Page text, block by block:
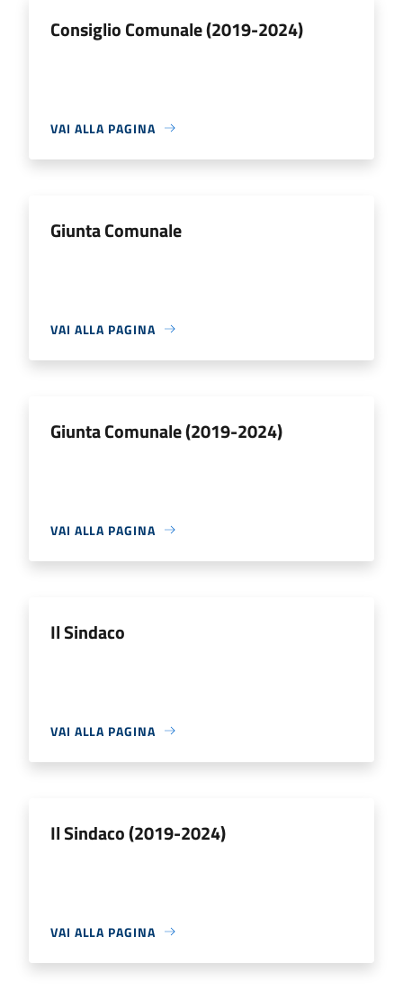
Consiglio Comunale (2019-2024)
VAI ALLA PAGINA
Giunta Comunale
VAI ALLA PAGINA
Giunta Comunale (2019-2024)
VAI ALLA PAGINA
Il Sindaco
VAI ALLA PAGINA
Il Sindaco (2019-2024)
VAI ALLA PAGINA